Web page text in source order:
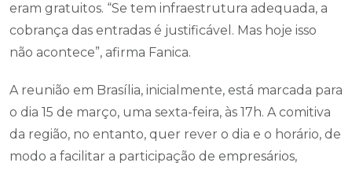
eram gratuitos. “Se tem infraestrutura adequada, a
cobrança das entradas é justificável. Mas hoje isso
não acontece”, afirma Fanica.
A reunião em Brasília, inicialmente, está marcada para
o dia 15 de março, uma sexta-feira, às 17h. A comitiva
da região, no entanto, quer rever o dia e o horário, de
modo a facilitar a participação de empresários,